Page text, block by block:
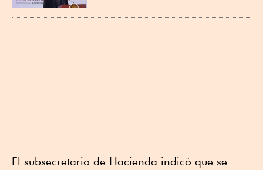
El subsecretario de Hacienda indicó que se